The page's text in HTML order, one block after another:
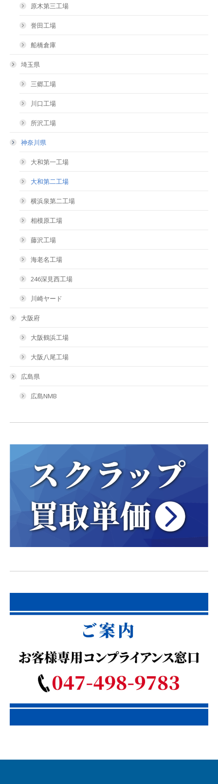
原木第三工場
誉田工場
船橋倉庫
埼玉県
三郷工場
川口工場
所沢工場
神奈川県
大和第一工場
大和第二工場
横浜泉第二工場
相模原工場
藤沢工場
海老名工場
246深見西工場
川崎ヤード
大阪府
大阪鶴浜工場
大阪八尾工場
広島県
広島NMB